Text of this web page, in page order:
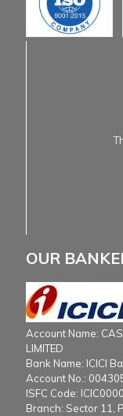
OUR
Account Name:
LIMITED
Bank Name: ICICI
Account No.:
ISFC Code:
Branch: Sector 11,